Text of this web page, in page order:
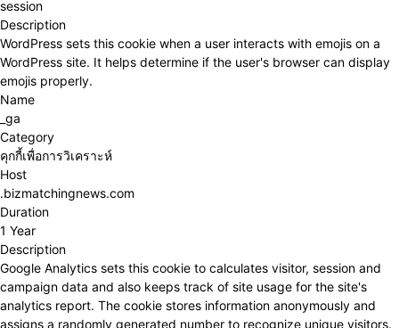
session
Description
WordPress sets this cookie when a user interacts with emojis on a
WordPress site. It helps determine if the user's browser can display
emojis properly.
Name
_ga
Category
คุกกี้เพื่อการวิเคราะห์
Host
.bizmatchingnews.com
Duration
1 Year
Description
Google Analytics sets this cookie to calculates visitor, session and
campaign data and also keeps track of site usage for the site's
analytics report. The cookie stores information anonymously and
assigns a randomly generated number to recognize unique visitors.